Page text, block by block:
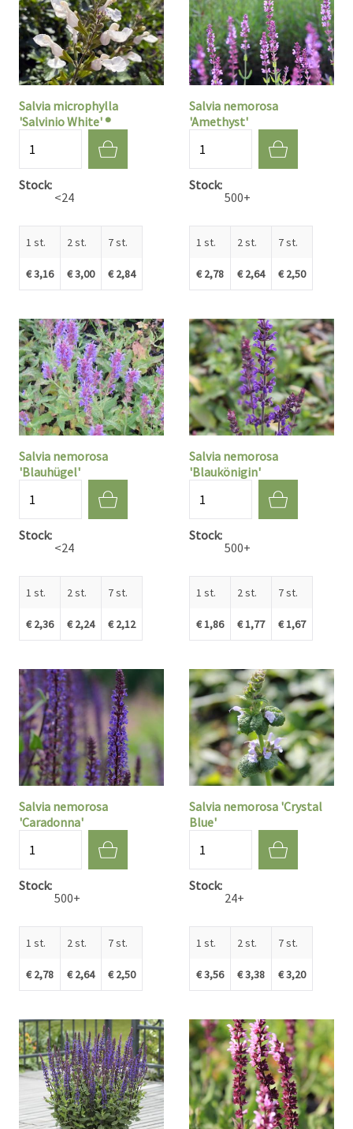
Salvia microphylla
'Salvinio White' ®
Stock
<24
1 st.
€ 3,16
2 st.
€ 3,00
7 st.
€ 2,84
Salvia nemorosa
'Amethyst'
Stock
500+
1 st.
€ 2,78
2 st.
€ 2,64
7 st.
€ 2,50
Salvia nemorosa
'Blauhügel'
Stock
<24
1 st.
€ 2,36
2 st.
€ 2,24
7 st.
€ 2,12
Salvia nemorosa
'Blaukönigin'
Stock
500+
1 st.
€ 1,86
2 st.
€ 1,77
7 st.
€ 1,67
Salvia nemorosa
'Caradonna'
Stock
500+
1 st.
€ 2,78
2 st.
€ 2,64
7 st.
€ 2,50
Salvia nemorosa 'Crystal
Blue'
Stock
24+
1 st.
€ 3,56
2 st.
€ 3,38
7 st.
€ 3,20